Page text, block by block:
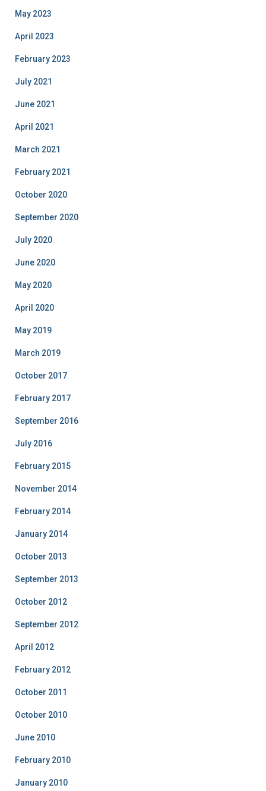
May 2023
April 2023
February 2023
July 2021
June 2021
April 2021
March 2021
February 2021
October 2020
September 2020
July 2020
June 2020
May 2020
April 2020
May 2019
March 2019
October 2017
February 2017
September 2016
July 2016
February 2015
November 2014
February 2014
January 2014
October 2013
September 2013
October 2012
September 2012
April 2012
February 2012
October 2011
October 2010
June 2010
February 2010
January 2010